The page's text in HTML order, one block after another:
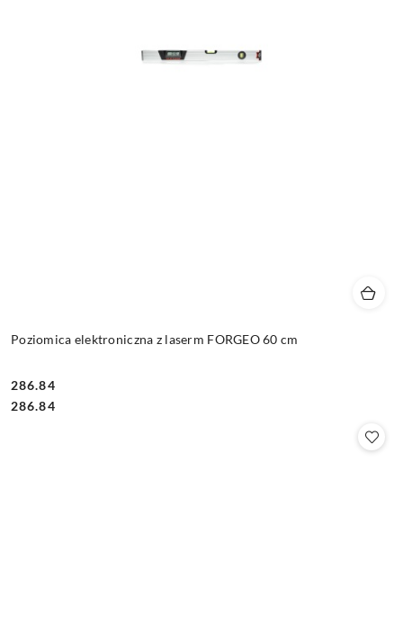
Poziomica elektroniczna z laserm FORGEO 60 cm
Cena:
286.84
Cena:
286.84